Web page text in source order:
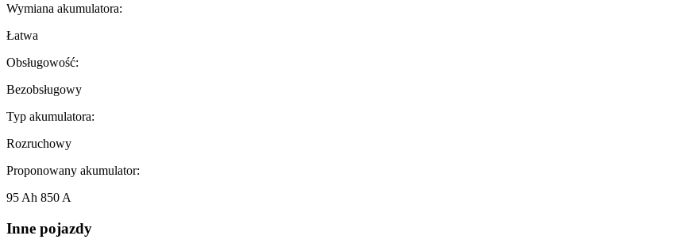
Wymiana akumulatora:
Łatwa
Obsługowość:
Bezobsługowy
Typ akumulatora:
Rozruchowy
Proponowany akumulator:
95 Ah 850 A
Inne pojazdy